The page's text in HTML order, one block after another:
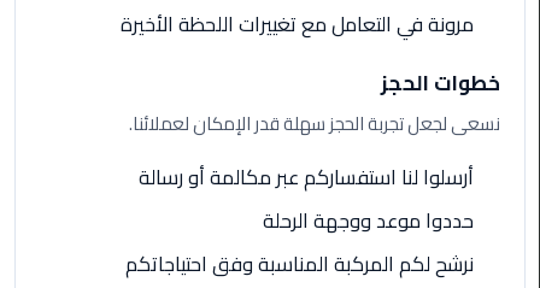
مطار
ليموزين
مطروح
المطار
مرونة في التعامل مع تغييرات اللحظة الأخيرة
خطوات الحجز
نسعى لجعل تجربة الحجز سهلة قدر الإمكان لعملائنا.
أرسلوا لنا استفساركم عبر مكالمة أو رسالة
حددوا موعد ووجهة الرحلة
نرشح لكم المركبة المناسبة وفق احتياجاتكم